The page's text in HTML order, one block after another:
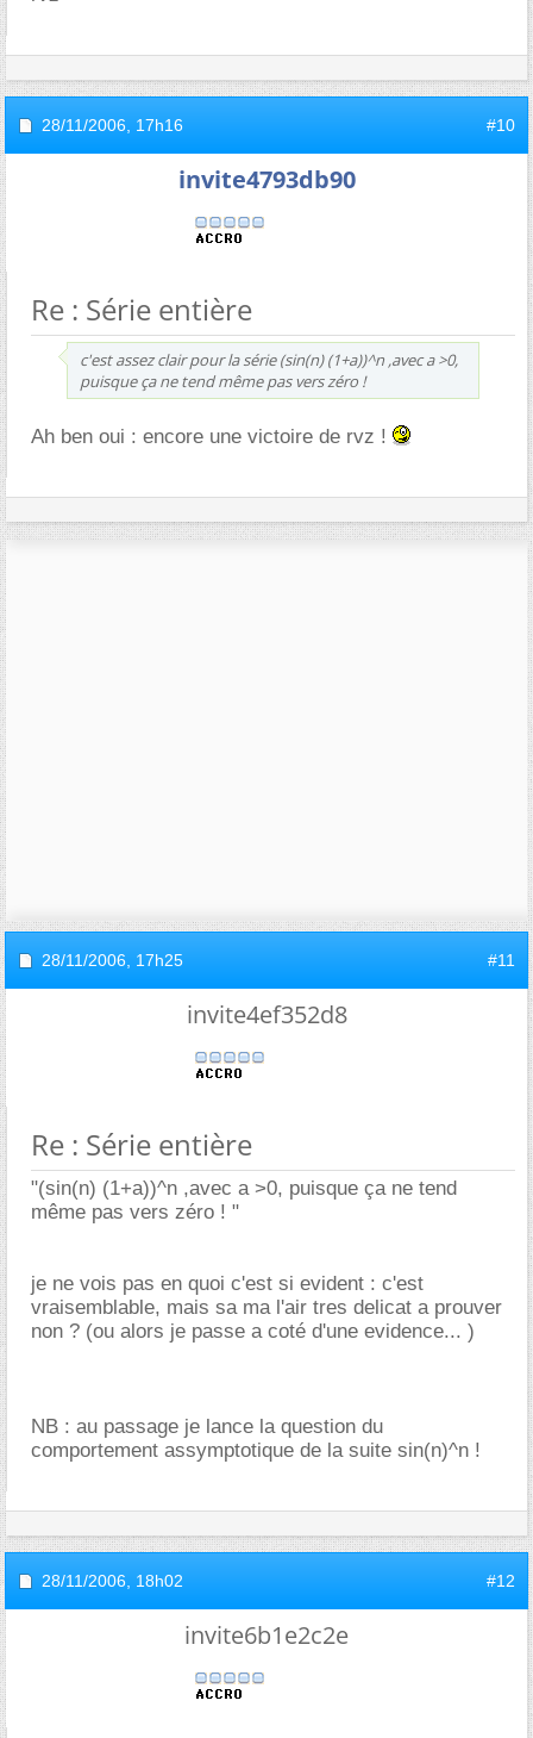
28/11/2006, 17h16 #10
invite4793db90
Re : Série entière
c'est assez clair pour la série (sin(n) (1+a))^n ,avec a >0,
puisque ça ne tend même pas vers zéro !
Ah ben oui : encore une victoire de rvz !
28/11/2006, 17h25 #11
invite4ef352d8
Re : Série entière
"(sin(n) (1+a))^n ,avec a >0, puisque ça ne tend
même pas vers zéro ! "
je ne vois pas en quoi c'est si evident : c'est
vraisemblable, mais sa ma l'air tres delicat a prouver
non ? (ou alors je passe a coté d'une evidence... )
NB : au passage je lance la question du
comportement assymptotique de la suite sin(n)^n !
28/11/2006, 18h02 #12
invite6b1e2c2e